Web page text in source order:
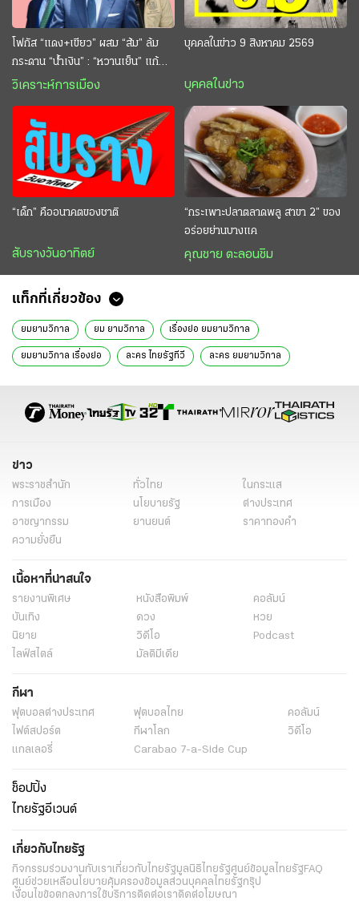
โฟกัส “แดง+เขียว” ผสม “ส้ม” ล้ม
กระดาน “นํ้าเงิน” : “หวานเย็น” แก้
กระหาย “อนุทิน” ดักตีกินสบาย
วิเคราะห์การเมือง
บุคคลในข่าว 9 สิงหาคม 2569
บุคคลในข่าว
“เด็ก” คืออนาคตของชาติ
สับรางวันอาทิตย์
“กระเพาะปลาตลาดพลู สาขา 2” ของ
อร่อยย่านบางแค
คุณชาย ตะลอนชิม
แท็กที่เกี่ยวข้อง
ยมยามวิกาล ยม ยามวิกาล เรื่องย่อ ยมยามวิกาล
ยมยามวิกาล เรื่องย่อ ละคร ไทยรัฐทีวี ละคร ยมยามวิกาล
ยมยามวิกาล 1 ธีรธัม จันทร์อ่ำ สิพลดนัย สะราคำ
ไทยรัฐทีวี ช่อง 32
ละครใหม่ไทยรัฐทีวี ละครใหม่
ข่าว
พระราชสำนัก ทั่วไทย
ในกระแส
การเมือง
นโยบายรัฐ
ต่างประเทศ
อาชญากรรม
ยานยนต์
ราคาทองคำ
ความยั่งยืน
เนื้อหาที่น่าสนใจ
รายงานพิเศษ หนังสือพิมพ์
คอลัมน์
บันเทิง
ดวง
หวย
นิยาย
วิดีโอ
Podcast
ไลฟ์สไตล์
มัลติมีเดีย
กีฬา
ฟุตบอลต่่างประเทศ ฟุตบอลไทย
คอลัมน์
ไฟต์สปอร์ต
กีฬาโลก
วิดีโอ
แกลเลอรี่
Carabao 7-a-Side Cup
ช็อปปิ้ง
ไทยรัฐอีเวนต์
เกี่ยวกับไทยรัฐ
กิจกรรมร่วมงานกับเราเกี่ยวกับไทยรัฐมูลนิธิไทยรัฐศูนย์ข้อมูลไทยรัฐFAQ
ศูนย์ช่วยเหลือนโยบายคุ้มครองข้อมูลส่วนบุคคลไทยรัฐกรุ๊ป
เงื่อนไขข้อตกลงการใช้บริการติดต่อเราติดต่อโฆษณา